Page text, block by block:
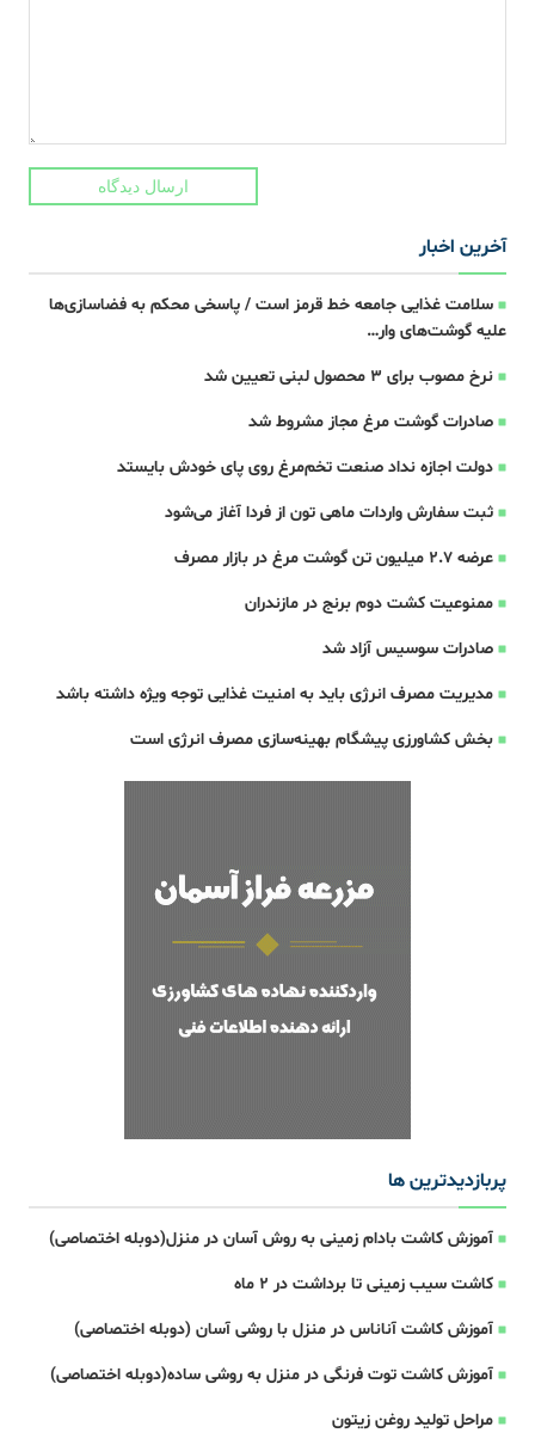
ارسال دیدگاه
آخرین اخبار
سلامت غذایی جامعه خط قرمز است / پاسخی محکم به فضاسازی‌ها
علیه گوشت‌های وار…
نرخ مصوب برای ۳ محصول لبنی تعیین شد
صادرات گوشت مرغ مجاز مشروط شد
دولت اجازه نداد صنعت تخم‌مرغ روی پای خودش بایستد
ثبت سفارش واردات ماهی تون از فردا آغاز می‌شود
عرضه ۲.۷ میلیون تن گوشت مرغ در بازار مصرف
ممنوعیت کشت دوم برنج در مازندران
صادرات سوسیس آزاد شد
مدیریت مصرف انرژی باید به امنیت غذایی توجه ویژه داشته باشد
بخش کشاورزی پیشگام بهینه‌سازی مصرف انرژی است
پربازدیدترین ها
آموزش کاشت بادام زمینی به روش آسان در منزل(دوبله اختصاصی)
کاشت سیب زمینی تا برداشت در ۲ ماه
آموزش کاشت آناناس در منزل با روشی آسان (دوبله اختصاصی)
آموزش کاشت توت فرنگی در منزل به روشی ساده(دوبله اختصاصی)
مراحل تولید روغن زیتون